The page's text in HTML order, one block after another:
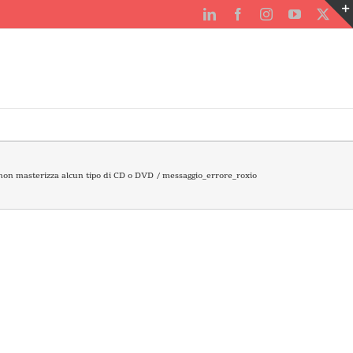
LinkedInFacebookInstagramYouTube
X
masterizza alcun tipo di CD o DVD messaggio_errore_roxio